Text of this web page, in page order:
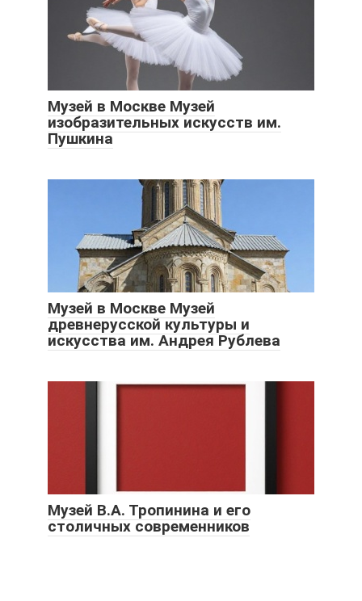
Музей в Москве Музей
изобразительных искусств им.
Пушкина
Музей в Москве Музей
древнерусской культуры и
искусства им. Андрея Рублева
Музей В.А. Тропинина и его
столичных современников